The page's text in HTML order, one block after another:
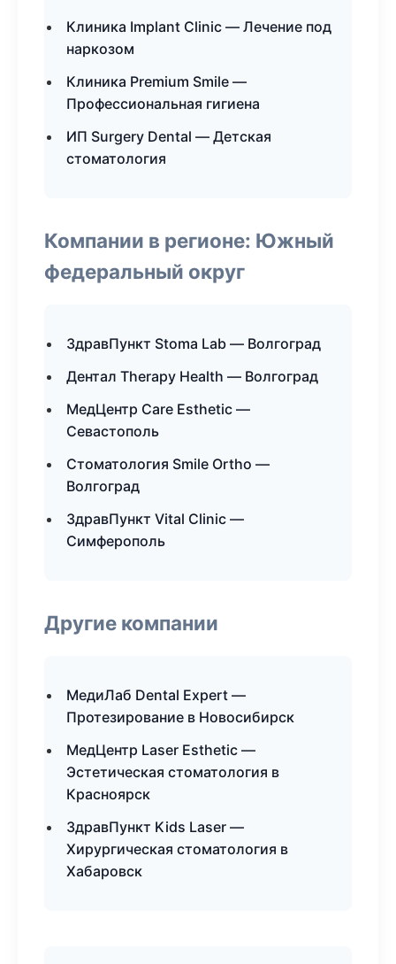
Клиника Implant Clinic — Лечение под
наркозом
Клиника Premium Smile —
Профессиональная гигиена
ИП Surgery Dental — Детская
стоматология
Компании в регионе: Южный
федеральный округ
ЗдравПункт Stoma Lab — Волгоград
Дентал Therapy Health — Волгоград
МедЦентр Care Esthetic —
Севастополь
Стоматология Smile Ortho —
Волгоград
ЗдравПункт Vital Clinic —
Симферополь
Другие компании
МедиЛаб Dental Expert —
Протезирование в Новосибирск
МедЦентр Laser Esthetic —
Эстетическая стоматология в
Красноярск
ЗдравПункт Kids Laser —
Хирургическая стоматология в
Хабаровск